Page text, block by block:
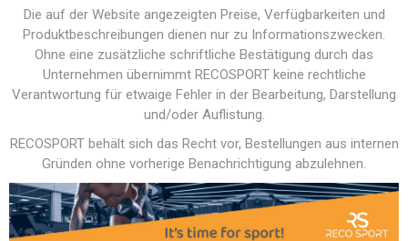
Die auf der Website angezeigten Preise, Verfügbarkeiten und
Produktbeschreibungen dienen nur zu Informationszwecken.
Ohne eine zusätzliche schriftliche Bestätigung durch das
Unternehmen übernimmt RECOSPORT keine rechtliche
Verantwortung für etwaige Fehler in der Bearbeitung, Darstellung
und/oder Auflistung.
RECOSPORT behält sich das Recht vor, Bestellungen aus internen
Gründen ohne vorherige Benachrichtigung abzulehnen.